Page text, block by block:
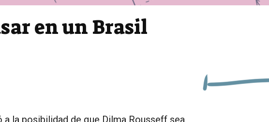
en un Brasil
la posibilidad de que Dilma Rousseff sea